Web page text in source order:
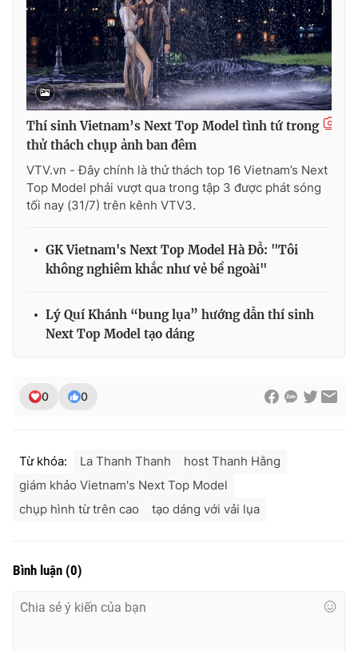
Ðiện thoại Thời báo VTV:024.66 897 897
Email:toasoan@vtv.vn
Liên hệ quảng cáo: 024-7300.7108
® Cấm sao chép dưới mọi hình thức nếu không có sự chấp
thông tin từ website này.
Thí sinh Vietnam’s Next Top Model tình tứ trong
thử thách chụp ảnh ban đêm
VTV.vn - Đây chính là thử thách top 16 Vietnam’s Next
Top Model phải vượt qua trong tập 3 được phát sóng
tối nay (31/7) trên kênh VTV3.
GK Vietnam's Next Top Model Hà Đỗ: "Tôi
không nghiêm khắc như vẻ bề ngoài"
Lý Quí Khánh “bung lụa” hướng dẫn thí sinh
Next Top Model tạo dáng
0 0
Từ khóa: La Thanh Thanh
host Thanh Hằng
giám khảo Vietnam's Next Top Model
chụp hình từ trên cao
tạo dáng với vải lụa
Bình luận (0)